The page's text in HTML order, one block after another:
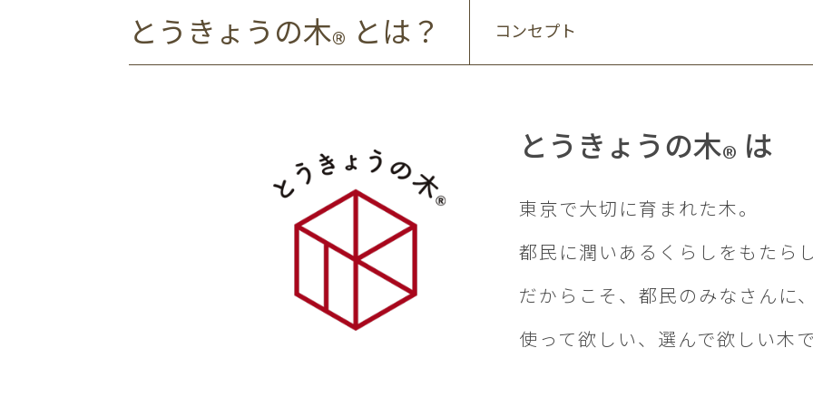
とうきょうの木® とは？ コンセプト
とうきょうの木® は
東京で大切に育まれた木。
都民に潤いあるくらしをもたら
だからこそ、都民のみなさんに
使って欲しい、選んで欲しい木